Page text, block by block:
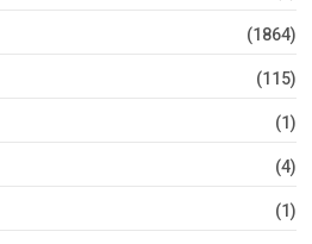
(1864)
(115)
(1)
(4)
(1)